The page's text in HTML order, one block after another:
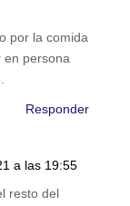
por la comida
en persona
Responder
a las 19:55
resto del